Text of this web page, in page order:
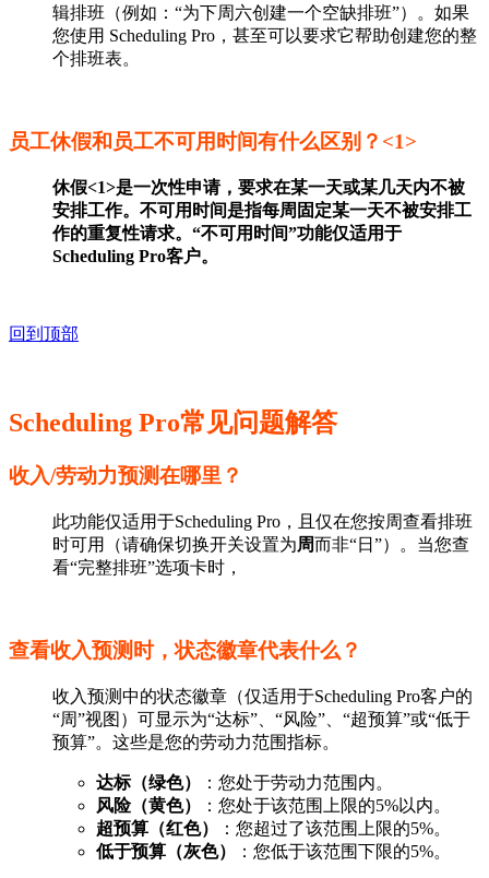
辑排班（例如：“为下周六创建一个空缺排班”）。如果
您使用 Scheduling Pro，甚至可以要求它帮助创建您的整
个排班表。
员工休假和员工不可用时间有什么区别？<1>
休假<1>是一次性申请，要求在某一天或某几天内不被
安排工作。 不可用时间是指每周固定某一天不被安排工
作的重复性请求。“不可用时间”功能仅适用于
Scheduling Pro客户。
回到顶部
Scheduling Pro常见问题解答
收入/劳动力预测在哪里？
此功能仅适用于Scheduling Pro，且仅在您按周查看排班
时可用（请确保切换开关设置为周而非“日”）。当您查
看“完整排班”选项卡时，
查看收入预测时，状态徽章代表什么？
收入预测中的状态徽章（仅适用于Scheduling Pro客户的
“周”视图）可显示为“达标”、“风险”、“超预算”或“低于
预算”。这些是您的劳动力范围指标。
达标（绿色）
：您处于劳动力范围内。
风险（黄色）
：您处于该范围上限的5%以内。
超预算（红色）
：您超过了该范围上限的5%。
低于预算（灰色）
：您低于该范围下限的5%。